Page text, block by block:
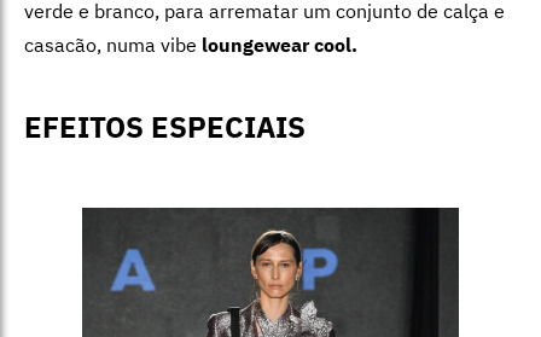
verde e branco, para arrematar um conjunto de calça e
casacão, numa vibe loungewear cool.
EFEITOS ESPECIAIS